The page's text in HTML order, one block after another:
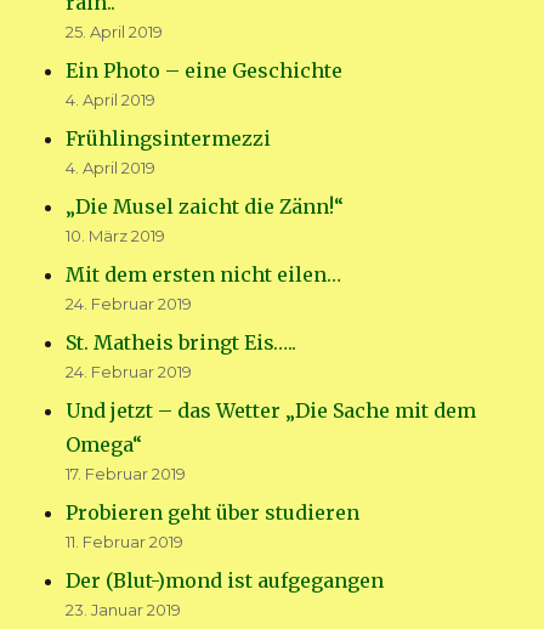
25. April 2019
Ein Photo – eine Geschichte
4. April 2019
Frühlingsintermezzi
4. April 2019
„Die Musel zaicht die Zänn!“
10. März 2019
Mit dem ersten nicht eilen…
24. Februar 2019
St. Matheis bringt Eis…..
24. Februar 2019
Und jetzt – das Wetter „Die Sache mit dem
Omega“
17. Februar 2019
Probieren geht über studieren
11. Februar 2019
Der (Blut-)mond ist aufgegangen
23. Januar 2019